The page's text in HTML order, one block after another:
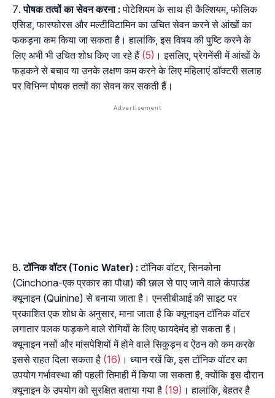
पोषक तत्वों का सेवन करना: पोटेशियम के साथ ही कैल्शियम, फोलिक
एसिड, फास्फोरस और मल्टीविटामिन का उचित सेवन करने से आंखों का
फकड़ना कम किया जा सकता है। हालांकि, इस विषय की पुष्टि करने के
लिए अभी भी उचित शोध किए जा रहे हैं (5) । इसलिए, प्रेगनेंसी में आंखों के
फड़कने से बचाव या उनके लक्षण कम करने के लिए महिलाएं डॉक्टरी सलाह
पर विभिन्न पोषक तत्वों का सेवन कर सकती हैं।
टॉनिक वॉटर(Tonic Water) :टॉनिक वॉटर, सिनकोना
(Cinchona-एक प्रकार का पौधा) की छाल से पाए जाने वाले कंपाउंड
क्यूनाइन (Quinine) से बनाया जाता है। एनसीबीआई की साइट पर
प्रकाशित एक शोध के अनुसार, माना जाता है कि क्यूनाइन टॉनिक वॉटर
लगातार पलक फड़कने वाले रोगियों के लिए फायदेमंद हो सकता है।
क्यूनाइन नसों और मांसपेशियों में होने वाले सिकुड़न व ऐंठन को कम करके
इससे राहत दिला सकता है (16) । ध्यान रखें कि, इस टॉनिक वॉटर का
उपयोग गर्भावस्था की पहली तिमाही में किया जा सकता है, क्योंकि इस दौरान
क्यूनाइन के उपयोग को सुरक्षित बताया गया है (19) । हालांकि, बेहतर है